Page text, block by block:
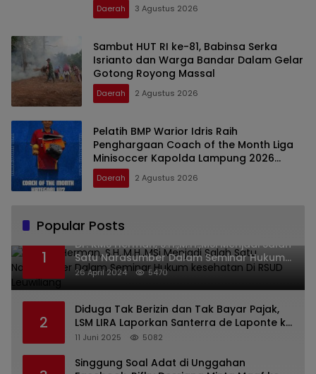
Daerah 3 Agustus 2026
Sambut HUT RI ke-81, Babinsa Serka
Isrianto dan Warga Bandar Dalam Gelar
Gotong Royong Massal
Daerah 2 Agustus 2026
Pelatih BMP Warior Idris Raih
Penghargaan Coach of the Month Liga
Minisoccer Kapolda Lampung 2026
Kategori U-12
Daerah 2 Agustus 2026
Popular Posts
1
Dr. KMS Herman, S.H.,M.H.,MSi Menjadi Salah
Satu Narasumber Dalam Seminar Hukum
kesehatan Di RSUD Leuwiliang
26 April 2024 5470
2
Diduga Tak Berizin dan Tak Bayar Pajak,
LSM LIRA Laporkan Santerra de Laponte ke
Kejaksaan Kota Batu
11 Juni 2025 5082
Singgung Soal Adat di Unggahan